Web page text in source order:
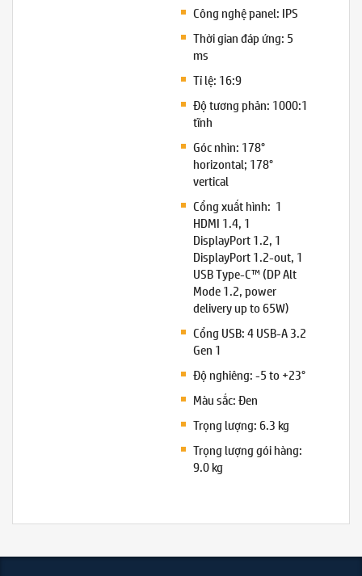
Công nghệ panel: IPS
Thời gian đáp ứng: 5
ms
Tỉ lệ: 16:9
Độ tương phản: 1000:1
tĩnh
Góc nhìn: 178°
horizontal; 178°
vertical
Cổng xuất hình: 1
HDMI 1.4, 1
DisplayPort 1.2, 1
DisplayPort 1.2-out, 1
USB Type-C™ (DP Alt
Mode 1.2, power
delivery up to 65W)
Cổng USB: 4 USB-A 3.2
Gen 1
Độ nghiêng: -5 to +23°
Màu sắc: Đen
Trọng lượng: 6.3 kg
Trọng lượng gói hàng:
9.0 kg